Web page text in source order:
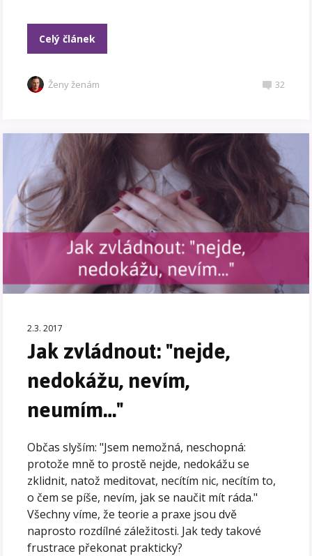
Celý článek
Ženy ženám 32
2.3. 2017
Jak zvládnout: "nejde,
nedokážu, nevím,
neumím…"
Občas slyším: "Jsem nemožná, neschopná:
protože mně to prostě nejde, nedokážu se
zklidnit, natož meditovat, necítím nic, necítím to,
o čem se píše, nevím, jak se naučit mít ráda."
Všechny víme, že teorie a praxe jsou dvě
naprosto rozdílné záležitosti. Jak tedy takové
frustrace překonat prakticky?